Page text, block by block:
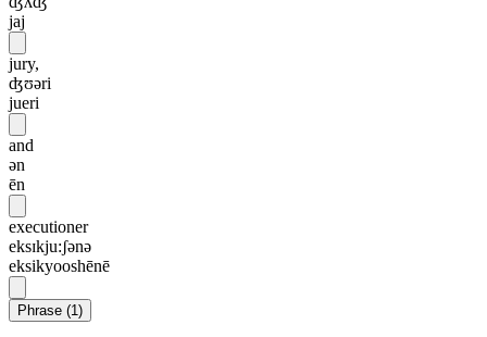
jaj
jury,
ʤʊəri
jueri
and
ən
ēn
executioner
eksɪkju:ʃənə
eksikyooshēnē
Phrase (1)